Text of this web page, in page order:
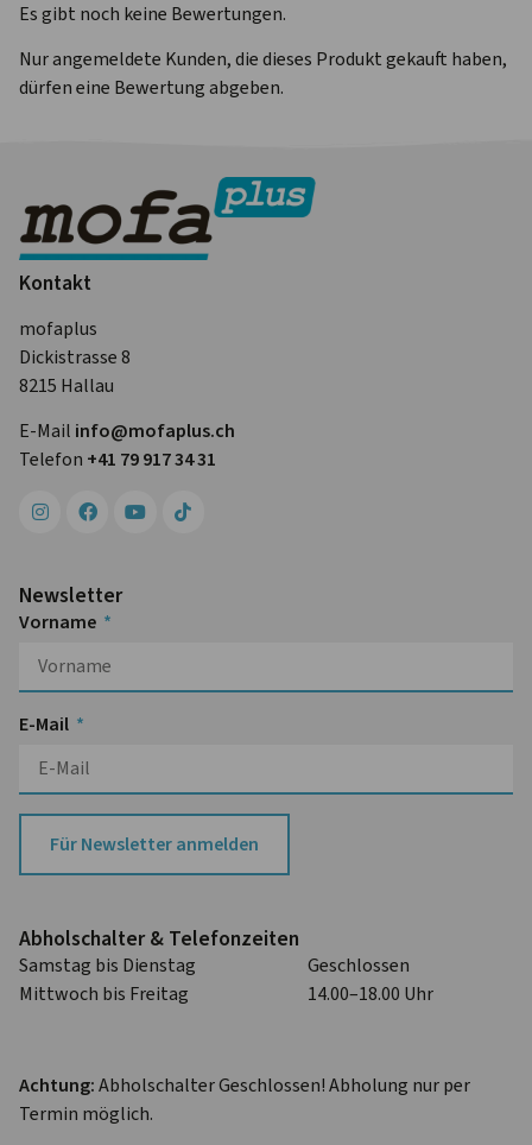
Es gibt noch keine Bewertungen.
Nur angemeldete Kunden, die dieses Produkt gekauft haben,
dürfen eine Bewertung abgeben.
Kontakt
mofaplus
Dickistrasse 8
8215 Hallau
E-Mail info@mofa­plus.ch
Telefon +41 79 917 34 31
Newsletter
Vorname
E-Mail
Für Newsletter anmelden
Abhol­schalter & Telefon­zeiten
Samstag bis Dienstag
Geschlossen
Mittwoch bis Freitag
14.00–18.00 Uhr
Achtung:Abholschalter Geschlossen! Abholung nur per
Termin möglich.